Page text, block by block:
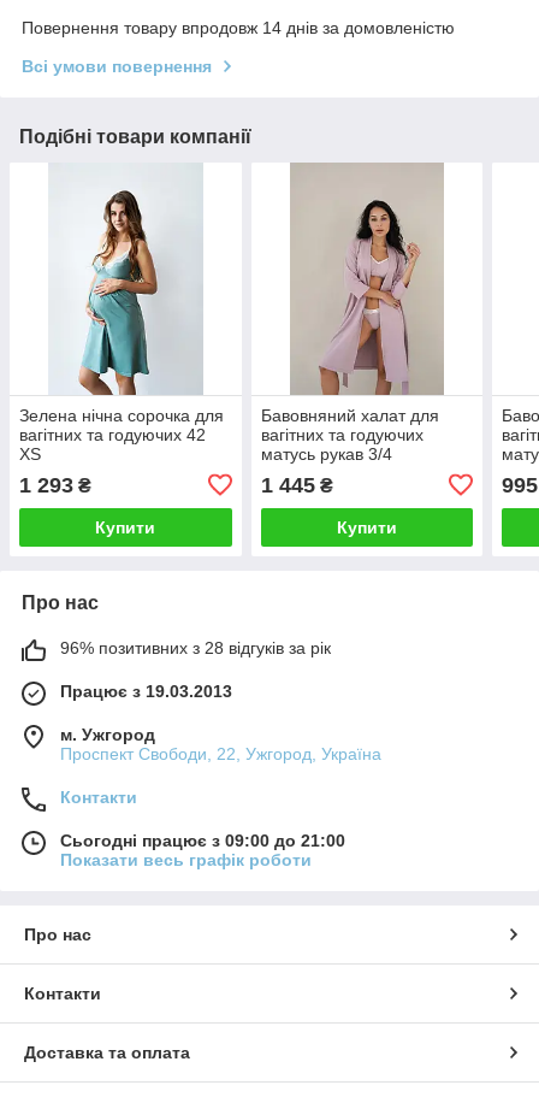
Повернення товару впродовж 14 днів за домовленістю
Всі умови повернення
Подібні товари компанії
Зелена нічна сорочка для
вагітних та годуючих 42
XS
1 293 ₴
Купити
Бавовняний халат для
вагітних та годуючих
матусь рукав 3/4
1 445₴
Купити
995
Про нас
96% позитивних з 28 відгуків за рік
Працює з 19.03.2013
м. Ужгород
Проспект Свободи, 22, Ужгород, Україна
Контакти
Сьогодні працює з 09:00 до 21:00
Показати весь графік роботи
Про нас
Контакти
Доставка та оплата